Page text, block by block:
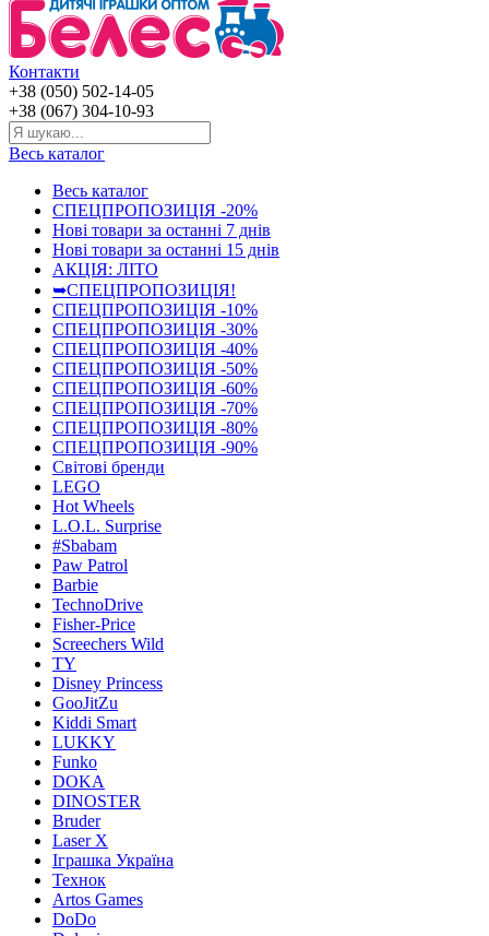
Контакти
+38 (050) 502-14-05
+38 (067) 304-10-93
Весь каталог
Весь каталог
СПЕЦПРОПОЗИЦІЯ -20%
Нові товари за останнi 7 днiв
Нові товари за останнi 15 днiв
АКЦІЯ: ЛІТО
➥СПЕЦПРОПОЗИЦІЯ!
СПЕЦПРОПОЗИЦІЯ -10%
СПЕЦПРОПОЗИЦІЯ -30%
СПЕЦПРОПОЗИЦІЯ -40%
СПЕЦПРОПОЗИЦІЯ -50%
СПЕЦПРОПОЗИЦІЯ -60%
СПЕЦПРОПОЗИЦІЯ -70%
СПЕЦПРОПОЗИЦІЯ -80%
СПЕЦПРОПОЗИЦІЯ -90%
Світові бренди
LEGO
Hot Wheels
L.O.L. Surprise
#Sbabam
Paw Patrol
Barbie
TechnoDrive
Fisher-Price
Screechers Wild
TY
Disney Princess
GooJitZu
Kiddi Smart
LUKKY
Funko
DOKA
DINOSTER
Bruder
Laser X
Іграшка Україна
Технок
Artos Games
DoDo